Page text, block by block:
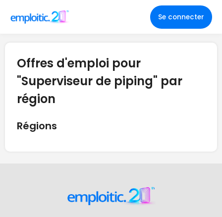
Se connecter
Offres d'emploi pour
"Superviseur de piping" par
région
Régions